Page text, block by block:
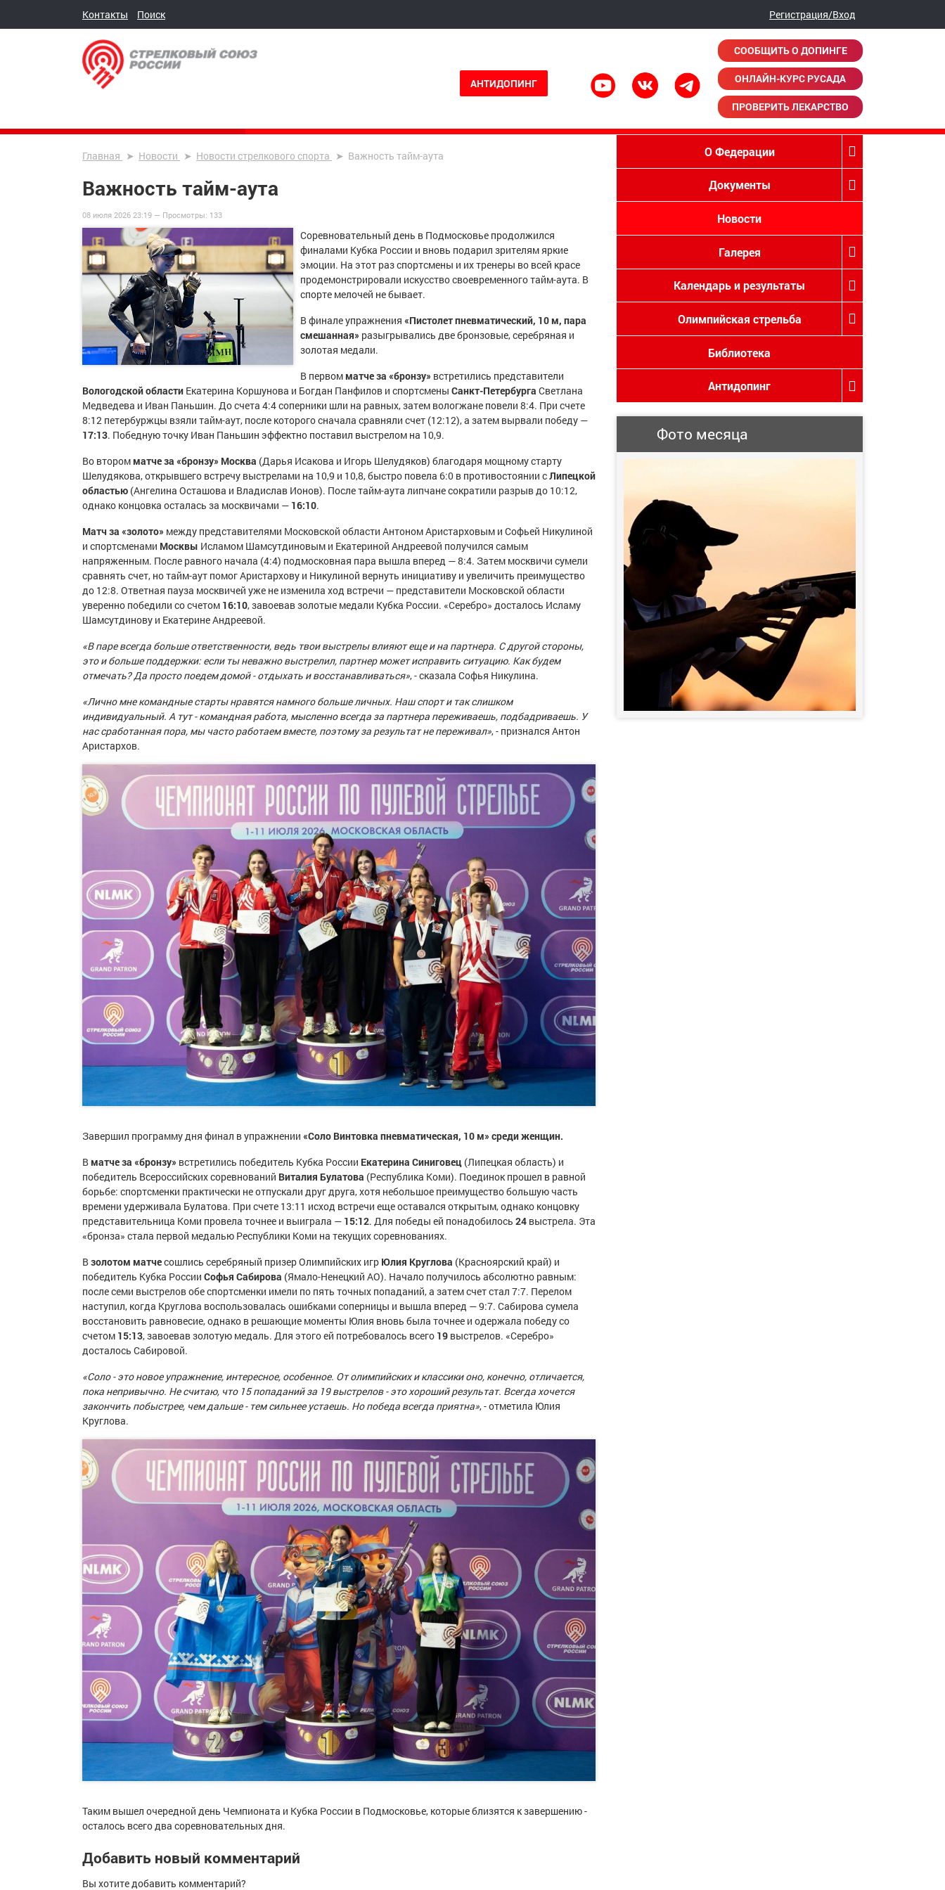
Контакты Поиск Регистрация/Вход
АНТИДОПИНГ
СООБЩИТЬ О ДОПИНГЕ
ОНЛАЙН-КУРС РУСАДА
ПРОВЕРИТЬ ЛЕКАРСТВО
Главная Новости Новости стрелкового спорта Важность тайм-аута
Важность тайм-аута
08 июля 2026 23:19 — Просмотры: 133
Соревновательный день в Подмосковье продолжился
финалами Кубка России и вновь подарил зрителям яркие
эмоции. На этот раз спортсмены и их тренеры во всей красе
продемонстрировали искусство своевременного тайм-аута. В
спорте мелочей не бывает.
В финале упражнения «Пистолет пневматический, 10 м, пара
смешанная» разыгрывались две бронзовые, серебряная и
золотая медали.
В первомматче за «бронзу» встретились представители
Вологодской области Екатерина Коршунова и Богдан Панфилов и спортсмены Санкт-Петербурга Светлана
Медведева и Иван Паньшин. До счета 4:4 соперники шли на равных, затем вологжане повели 8:4. При счете
8:12 петербуржцы взяли тайм-аут, после которого сначала сравняли счет (12:12), а затем вырвали победу —
17:13. Победную точку Иван Паньшин эффектно поставил выстрелом на 10,9.
Во второмматче за «бронзу» Москва (Дарья Исакова и Игорь Шелудяков) благодаря мощному старту
Шелудякова, открывшего встречу выстрелами на 10,9 и 10,8, быстро повела 6:0 в противостоянии сЛипецкой
областью (Ангелина Осташова и Владислав Ионов). После тайм-аута липчане сократили разрыв до 10:12,
однако концовка осталась за москвичами — 16:10.
Матч за «золото» между представителями Московской области Антоном Аристарховым и Софьей Никулиной
и спортсменами Москвы Исламом Шамсутдиновым и Екатериной Андреевой получился самым
напряженным. После равного начала (4:4) подмосковная пара вышла вперед — 8:4. Затем москвичи сумели
сравнять счет, но тайм-аут помог Аристархову и Никулиной вернуть инициативу и увеличить преимущество
до 12:8. Ответная пауза москвичей уже не изменила ход встречи — представители Московской области
уверенно победили со счетом 16:10, завоевав золотые медали Кубка России. «Серебро» досталось Исламу
Шамсутдинову и Екатерине Андреевой.
«В паре всегда больше ответственности, ведь твои выстрелы влияют еще и на партнера. С другой стороны,
это и больше поддержки: если ты неважно выстрелил, партнер может исправить ситуацию. Как будем
отмечать? Да просто поедем домой - отдыхать и восстанавливаться», - сказала Софья Никулина.
«Лично мне командные старты нравятся намного больше личных. Наш спорт и так слишком
индивидуальный. А тут - командная работа, мысленно всегда за партнера переживаешь, подбадриваешь. У
нас сработанная пора, мы часто работаем вместе, поэтому за результат не переживал», - признался Антон
Аристархов.
Завершил программу дня финал в упражнении «Соло Винтовка пневматическая, 10 м» среди женщин.
Вматче за «бронзу» встретились победитель Кубка России Екатерина Синиговец (Липецкая область) и
победитель Всероссийских соревнований Виталия Булатова (Республика Коми). Поединок прошел в равной
борьбе: спортсменки практически не отпускали друг друга, хотя небольшое преимущество большую часть
времени удерживала Булатова. При счете 13:11 исход встречи еще оставался открытым, однако концовку
представительница Коми провела точнее и выиграла — 15:12. Для победы ей понадобилось 24 выстрела. Эта
«бронза» стала первой медалью Республики Коми на текущих соревнованиях.
Взолотом матчесошлись серебряный призер Олимпийских игр Юлия Круглова (Красноярский край) и
победитель Кубка России Софья Сабирова (Ямало-Ненецкий АО). Начало получилось абсолютно равным:
после семи выстрелов обе спортсменки имели по пять точных попаданий, а затем счет стал 7:7. Перелом
наступил, когда Круглова воспользовалась ошибками соперницы и вышла вперед — 9:7. Сабирова сумела
восстановить равновесие, однако в решающие моменты Юлия вновь была точнее и одержала победу со
счетом 15:13, завоевав золотую медаль. Для этого ей потребовалось всего 19 выстрелов. «Серебро»
досталось Сабировой.
«Соло - это новое упражнение, интересное, особенное. От олимпийских и классики оно, конечно, отличается,
пока непривычно. Не считаю, что 15 попаданий за 19 выстрелов - это хороший результат. Всегда хочется
закончить побыстрее, чем дальше - тем сильнее устаешь. Но победа всегда приятна», - отметила Юлия
Круглова.
Таким вышел очередной день Чемпионата и Кубка России в Подмосковье, которые близятся к завершению -
осталось всего два соревновательных дня.
Добавить новый комментарий
Вы хотите добавить комментарий?
О Федерации
Документы
Новости
Галерея
Календарь и результаты
Олимпийская стрельба
Библиотека
Антидопинг
Фото месяца